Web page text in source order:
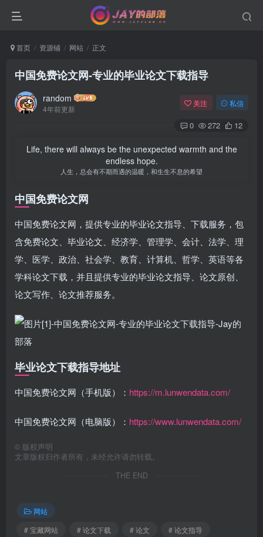
首页 资源铺 网站 正文
中国免费论文网-专业的毕业论文下载指导
random
4年前更新
关注 私信
0 272 12
Life, there will always be the unexpected warmth and the
endless hope.
人生，总会有不期而遇的温暖，和生生不息的希望
中国免费论文网
中国免费论文网，提供专业的毕业论文指导、下载服务，包
含免费论文、毕业论文、经济学、管理学、会计、法学、理
学、医学、政治、社会学、教育、计算机、哲学、英语等各
学科论文下载，并且提供专业的毕业论文指导、论文原创、
论文写作、论文推荐服务。
毕业论文下载指导地址
中国免费论文网（手机版）： https://m.lunwendata.com/
中国免费论文网（电脑版）： https://www.lunwendata.com/
© 版权声明
文章版权归作者所有，未经允许请勿转载。
THE END
网站
# 宝藏网站
# 论文下载 # 论文 # 论文指导